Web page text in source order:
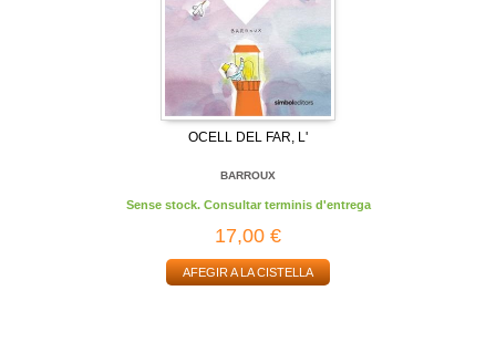
OCELL DEL FAR, L'
BARROUX
Sense stock. Consultar terminis d'entrega
17,00 €
AFEGIR A LA CISTELLA